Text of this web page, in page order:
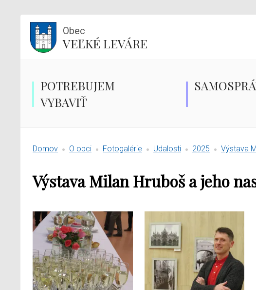
Obec
VEĽKÉ LEVÁRE
POTREBUJEM
VYBAVIŤ
Domov O obci Fotogalérie Udalosti 2025 Výstava
Výstava Milan Hruboš a jeho